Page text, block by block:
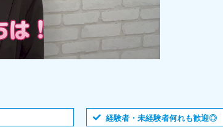
経験者・未経験者何れも歓迎◎